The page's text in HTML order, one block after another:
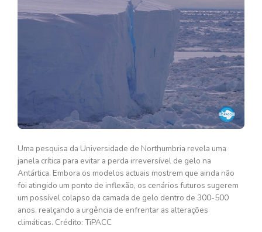
Uma pesquisa da Universidade de Northumbria revela uma
janela crítica para evitar a perda irreversível de gelo na
Antártica. Embora os modelos actuais mostrem que ainda não
foi atingido um ponto de inflexão, os cenários futuros sugerem
um possível colapso da camada de gelo dentro de 300-500
anos, realçando a urgência de enfrentar as alterações
climáticas. Crédito: TiPACC